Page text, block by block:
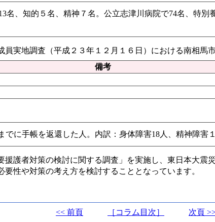
名、知的５名、精神７名。公立志津川病院で74名、特
実地調査（平成２３年１２月１６日）における南相馬
備考
でに手帳を返還した人。内訳：身体障害18人、精神障害
護者対策の検討に関する調査」を実施し、東日本大震
性や対策の考え方を検討することとなっています。
<< 前頁 ［コラム目次］ 次頁